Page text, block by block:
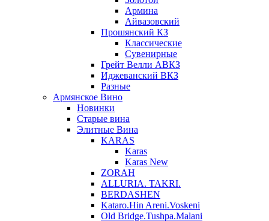
Армина
Айвазовский
Прошянский КЗ
Классические
Сувенирные
Грейт Велли АВКЗ
Иджеванский ВКЗ
Разные
Армянское Вино
Новинки
Старые вина
Элитные Вина
KARAS
Karas
Karas New
ZORAH
ALLURIA. TAKRI.
BERDASHEN
Kataro.Hin Areni.Voskeni
Old Bridge.Tushpa.Malani